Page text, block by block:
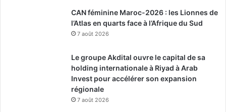
CAN féminine Maroc-2026 : les Lionnes de
l’Atlas en quarts face à l’Afrique du Sud
7 août 2026
Le groupe Akdital ouvre le capital de sa
holding internationale à Riyad à Arab
Invest pour accélérer son expansion
régionale
7 août 2026